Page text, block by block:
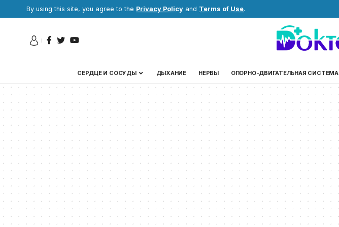
By using this site, you agree to the Privacy Policy and Terms of Use.
СЕРДЦЕ И СОСУДЫ ДЫХАНИЕ НЕРВЫ ОПОРНО-ДВИГАТЕЛЬНАЯ СИСТЕМА